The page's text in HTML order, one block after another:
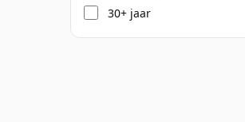
30+ jaar